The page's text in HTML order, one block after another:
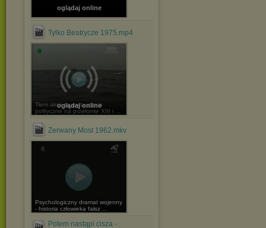
oglądaj online
Tylko Beatrycze 1975.mp4
oglądaj online
Tłem akcji są wydarzenia
polityczne na przełomie XIII i ...
Zerwany Most 1962.mkv
Psychologiczny dramat wojenny
- historia człowieka fałsz ...
Potem nastąpi cisza -